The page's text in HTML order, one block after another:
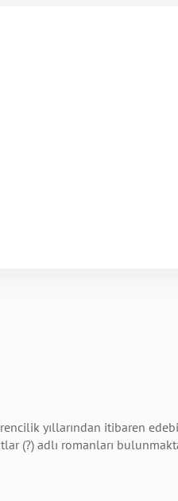
yıllarından itibaren
(?) adlı romanları